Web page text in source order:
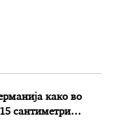
како во
сантиметри